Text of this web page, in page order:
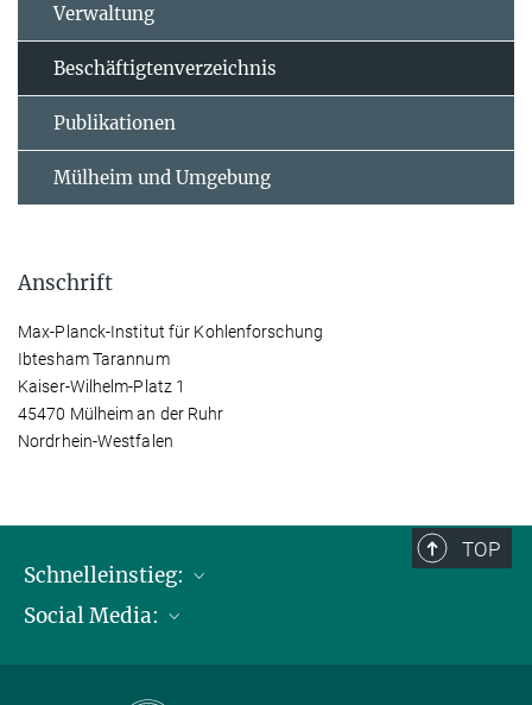
Verwaltung
Beschäftigtenverzeichnis
Publikationen
Mülheim und Umgebung
Anschrift
Max-Planck-Institut für Kohlenforschung
Ibtesham Tarannum
Kaiser-Wilhelm-Platz 1
45470 Mülheim an der Ruhr
Nordrhein-Westfalen
TOP
Schnelleinstieg:
Publikationen
Kontakt und Anfahrtsbeschreibung
Social Media: